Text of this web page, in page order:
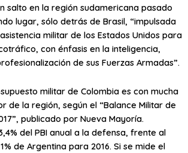
salto en la región sudamericana pasado
lugar, sólo detrás de Brasil, “impulsada
militar de los Estados Unidos para
con énfasis en la inteligencia,
de sus Fuerzas Armadas”.
militar de Colombia es con mucha
de la región, según el “Balance Militar de
publicado por Nueva Mayoría.
del PBI anual a la defensa, frente al
de Argentina para 2016. Si se mide el